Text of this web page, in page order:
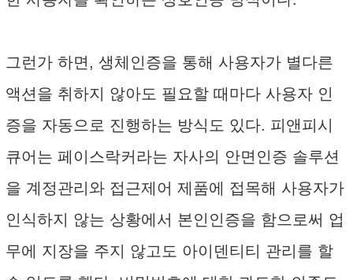
그런가 하면, 생체인증을 통해 사용자가 별다른
액션을 취하지 않아도 필요할 때마다 사용자 인
증을 자동으로 진행하는 방식도 있다. 피앤피시
큐어는 페이스락커라는 자사의 안면인증 솔루션
을 계정관리와 접근제어 제품에 접목해 사용자가
인식하지 않는 상황에서 본인인증을 함으로써 업
무에 지장을 주지 않고도 아이덴티티 관리를 할